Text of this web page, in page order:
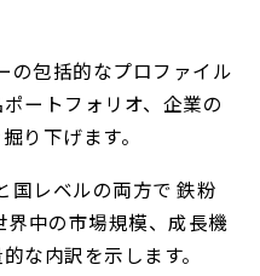
の包括的なプロファイル
ートフォリオ、企業の
り下げます。
国レベルの両方で 鉄粉
中の市場規模、成長機
な内訳を示します。